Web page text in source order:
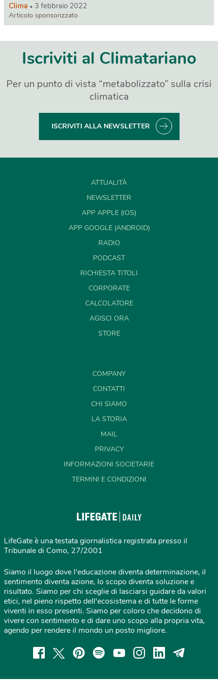
Clima 3 febbraio 2022
Articolo sponsorizzato
Iscriviti al Climatariano
Per un punto di vista “metabolizzato” sulla crisi
climatica
ISCRIVITI ALLA NEWSLETTER
ATTUALITÀ
NEWSLETTER
APP APPLE (IOS)
APP GOOGLE (ANDROID)
RADIO
PODCAST
RICHIESTA TITOLI
CORPORATE
CALCOLATORE
AGISCI ORA
STORE
COMPANY
CONTATTI
CHI SIAMO
LA STORIA
MAIL
PRIVACY
INFORMAZIONI SOCIETARIE
TERMINI E CONDIZIONI
LifeGate è una testata giornalistica registrata presso il
Tribunale di Como, 27/2001
Siamo il luogo dove l'educazione diventa determinazione, il
sentimento diventa azione, lo scopo diventa soluzione e
risultato. Siamo per chi sceglie di lasciarsi guidare da valori
etici, nel pieno rispetto dell'ecosistema e di tutte le forme
viventi in esso presenti. Siamo per coloro che decidono di
vivere con sentimento e di dare uno scopo alla propria vita,
agendo per rendere il mondo un posto migliore.